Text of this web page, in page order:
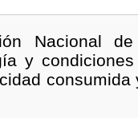
Nacional
y